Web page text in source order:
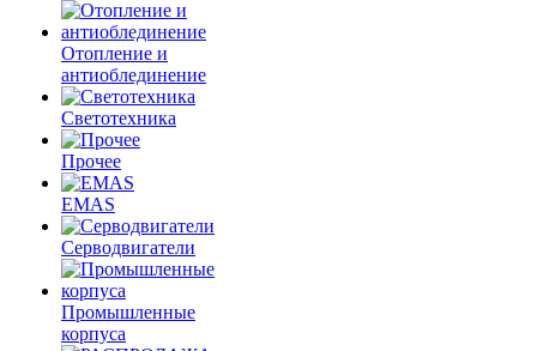
Отопление и
антиоблединение
Светотехника
Прочее
EMAS
Cерводвигатели
Промышленные
корпуса